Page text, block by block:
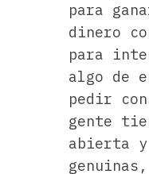
para
dinero
para
algo de
pedir
gente
abierta y